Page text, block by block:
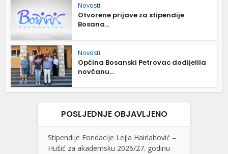
Novosti
Otvorene prijave za stipendije
Bosana...
Novosti
Općina Bosanski Petrovac dodijelila
novčanu...
POSLJEDNJE OBJAVLJENO
Stipendije Fondacije Lejla Hairlahović –
Hušić za akademsku 2026/27. godinu